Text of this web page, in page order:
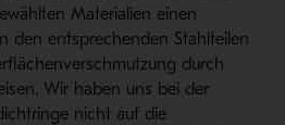
Materialien einen
den entsprechenden Stahlteilen
durch
Wir haben uns bei der
nicht auf die